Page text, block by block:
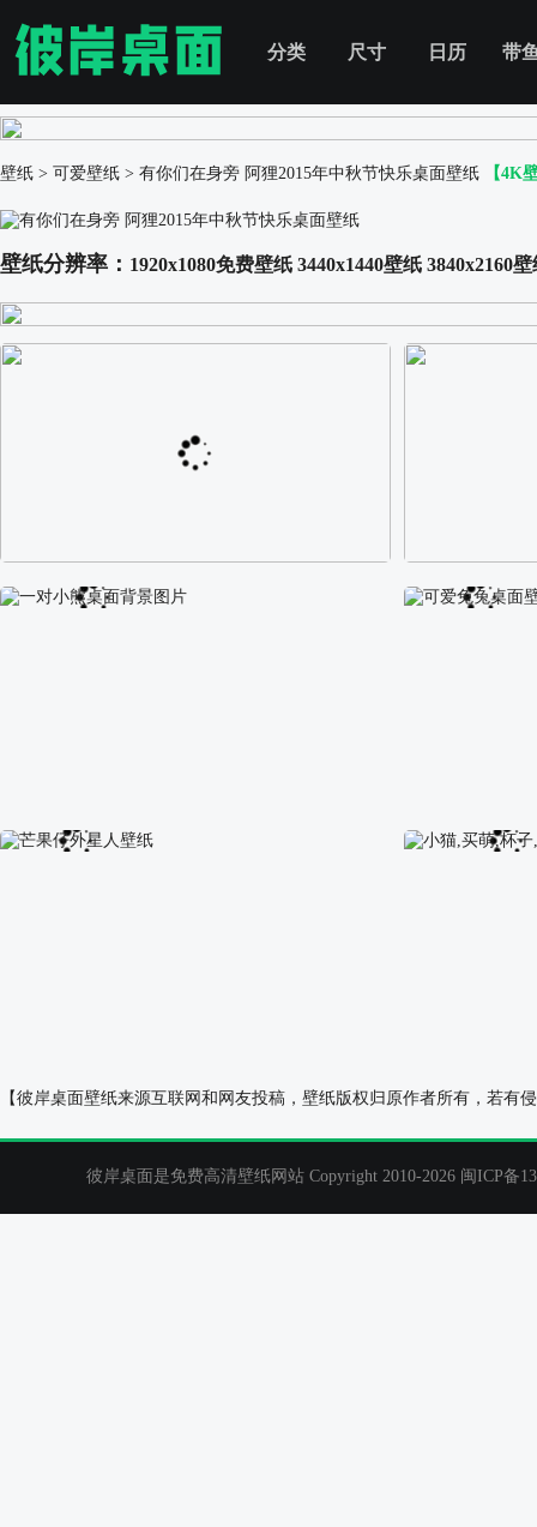
分类 尺寸 日历 带
壁纸 > 可爱壁纸 > 有你们在身旁 阿狸2015年中秋节快乐桌面壁纸 【4K
壁纸分辨率： 1920x1080免费壁纸 3440x1440壁纸 3840x2160壁
阿尔卑斯山区自然风景壁纸 校园长发可爱
一对小熊桌面背景图片 可爱兔兔桌面壁
【彼岸桌面壁纸来源互联网和网友投稿，壁纸版权归原作者所有，若
彼岸桌面是免费高清壁纸网站 Copyright 2010-2026 闽ICP备